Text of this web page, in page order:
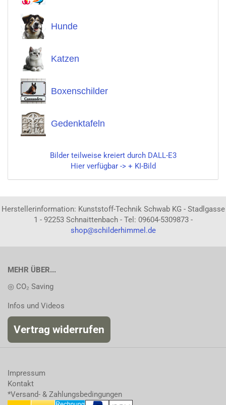
Hunde
Katzen
Boxenschilder
Gedenktafeln
Bilder teilweise kreiert durch DALL-E3
Hier verfügbar -> + KI-Bild
Herstellerinformation: Kunststoff-Technik Schwab KG - Stadlgasse
1 - 92253 Schnaittenbach - Tel: 09604-5309873 -
shop@schilderhimmel.de
MEHR ÜBER...
◎ CO₂ Saving
Infos und Videos
Vertrag widerrufen
Impressum
Kontakt
*Versand- & Zahlungsbedingungen